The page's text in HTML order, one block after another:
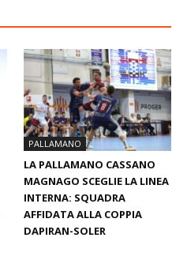
PALLAMANO
LA PALLAMANO CASSANO
MAGNAGO SCEGLIE LA LINEA
INTERNA: SQUADRA
AFFIDATA ALLA COPPIA
DAPIRAN-SOLER